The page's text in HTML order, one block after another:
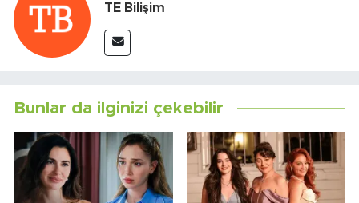
TE Bilişim
Bunlar da ilginizi çekebilir